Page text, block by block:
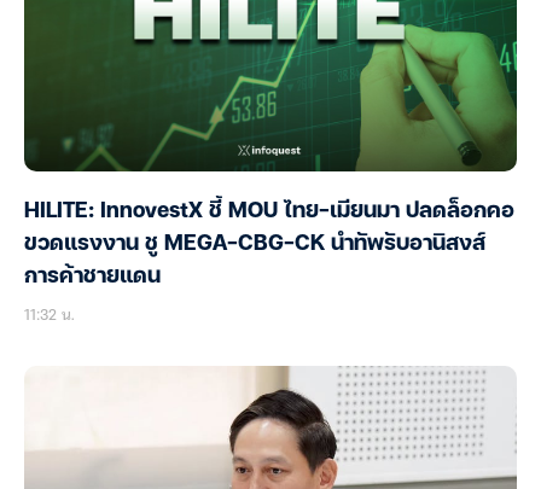
HILITE: InnovestX ชี้ MOU ไทย-เมียนมา ปลดล็อกคอ
ขวดแรงงาน ชู MEGA-CBG-CK นำทัพรับอานิสงส์
การค้าชายแดน
11:32 น.